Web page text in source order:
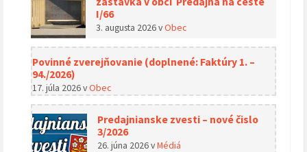
I/66
3. augusta 2026vObec
Povinné zverejňovanie (doplnené: Faktúry 1. –
94./2026)
17. júla 2026vObec
Predajnianske zvesti – nové čislo
3/2026
26. júna 2026vMédiá